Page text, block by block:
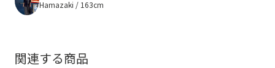
Hamazaki / 163cm
関連する商品